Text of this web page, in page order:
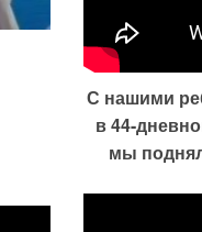
С нашими
в 44-
мы